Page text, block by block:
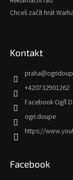
Chceš začít hrát
Kontakt
praha@
+420732901262
Facebook Ogří
ogri.doupe
https://
Facebook